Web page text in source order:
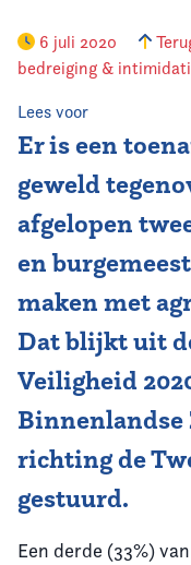
6 juli 2020
bedreiging &
Lees voor
Er is een
geweld
afgelopen
en
maken met
Dat blijkt uit
Veiligheid
Binnenlandse
richting de
gestuurd.
Een derde (33%)